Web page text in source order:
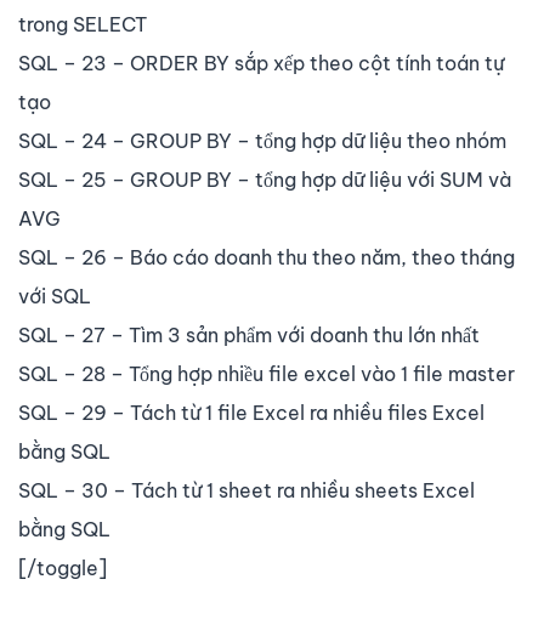
trong SELECT
SQL – 23 – ORDER BY sắp xếp theo cột tính toán tự
tạo
SQL – 24 – GROUP BY – tổng hợp dữ liệu theo nhóm
SQL – 25 – GROUP BY – tổng hợp dữ liệu với SUM và
AVG
SQL – 26 – Báo cáo doanh thu theo năm, theo tháng
với SQL
SQL – 27 – Tìm 3 sản phẩm với doanh thu lớn nhất
SQL – 28 – Tổng hợp nhiều file excel vào 1 file master
SQL – 29 – Tách từ 1 file Excel ra nhiều files Excel
bằng SQL
SQL – 30 – Tách từ 1 sheet ra nhiều sheets Excel
bằng SQL
[/toggle]